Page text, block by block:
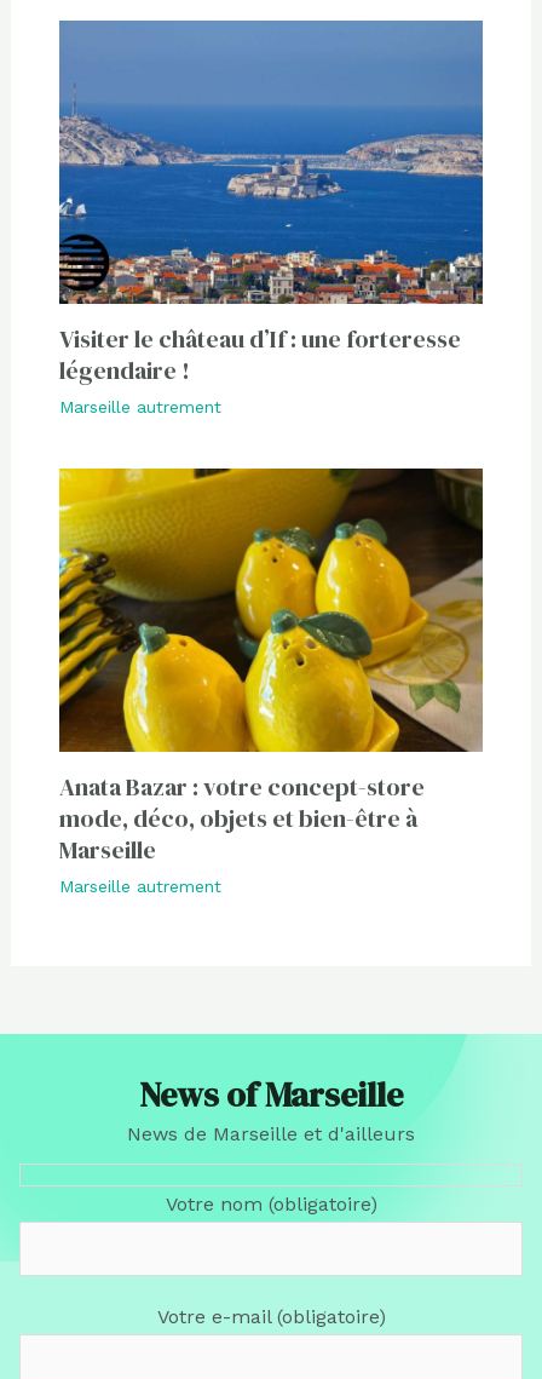
Visiter le château d’If : une forteresse
légendaire !
Marseille autrement
Anata Bazar : votre concept-store
mode, déco, objets et bien-être à
Marseille
Marseille autrement
News of Marseille
News de Marseille et d'ailleurs
Votre nom (obligatoire)
Votre e-mail (obligatoire)